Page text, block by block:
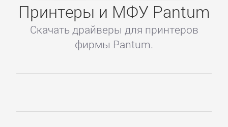
Принтеры и МФУ Pantum
Скачать драйверы для принтеров
фирмы Pantum.